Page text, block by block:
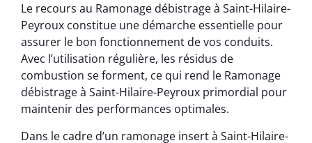
Le recours au Ramonage débistrage à Saint-Hilaire-
Peyroux constitue une démarche essentielle pour
assurer le bon fonctionnement de vos conduits.
Avec l’utilisation régulière, les résidus de
combustion se forment, ce qui rend le Ramonage
débistrage à Saint-Hilaire-Peyroux primordial pour
maintenir des performances optimales.
Dans le cadre d’un ramonage insert à Saint-Hilaire-